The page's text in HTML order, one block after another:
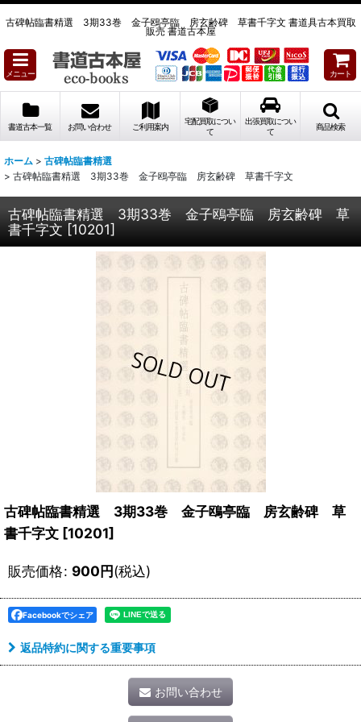
古碑帖臨書精選 3期33巻 金子鴎亭臨 房玄齢碑 草書千字文 書道具古本買取
販売 書道古本屋
メニュー カート
書道古本一覧 お問い合わせ ご利用案内
宅配買取につい
て
出張買取につい
て
商品検索
ホーム > 古碑帖臨書精選
> 古碑帖臨書精選 3期33巻 金子鴎亭臨 房玄齢碑 草書千字文
古碑帖臨書精選 3期33巻 金子鴎亭臨 房玄齢碑 草
書千字文 [10201]
古碑帖臨書精選 3期33巻 金子鴎亭臨 房玄齢碑 草
書千字文 [10201]
販売価格: 900円(税込)
Facebookでシェア
返品特約に関する重要事項
お問い合わせ